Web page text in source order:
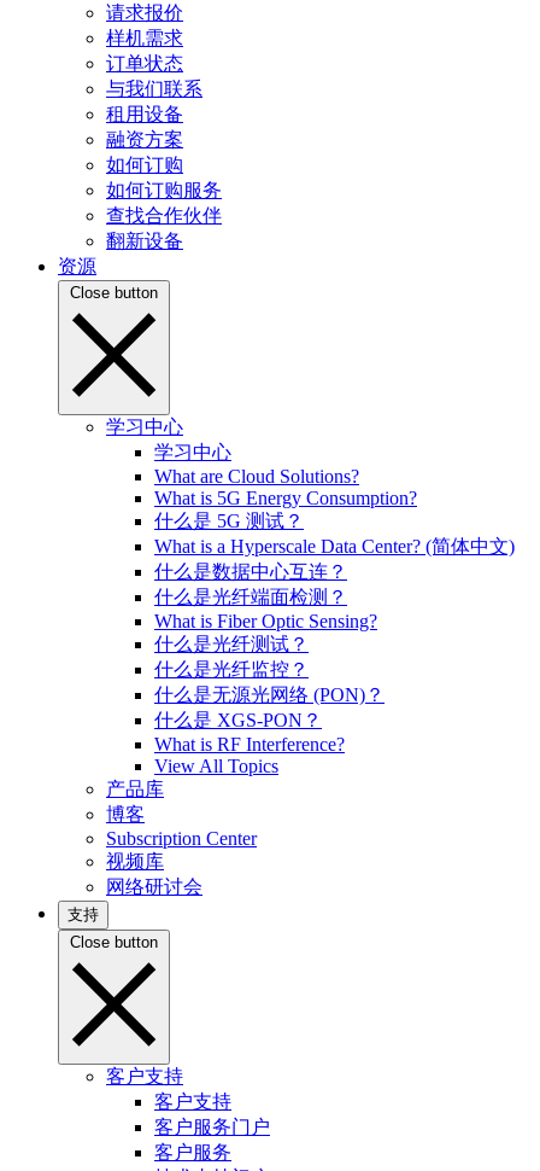
请求报价
样机需求
订单状态
与我们联系
租用设备
融资方案
如何订购
如何订购服务
查找合作伙伴
翻新设备
资源
Close button
学习中心
学习中心
What are Cloud Solutions?
What is 5G Energy Consumption?
什么是 5G 测试？
What is a Hyperscale Data Center? (简体中文)
什么是数据中心互连？
什么是光纤端面检测？
What is Fiber Optic Sensing?
什么是光纤测试？
什么是光纤监控？
什么是无源光网络 (PON)？
什么是 XGS-PON？
What is RF Interference?
View All Topics
产品库
博客
Subscription Center
视频库
网络研讨会
支持
Close button
客户支持
客户支持
客户服务门户
客户服务